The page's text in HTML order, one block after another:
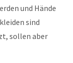
und Hände
sind
sollen aber